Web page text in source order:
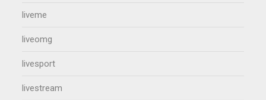
liveme
liveomg
livesport
livestream